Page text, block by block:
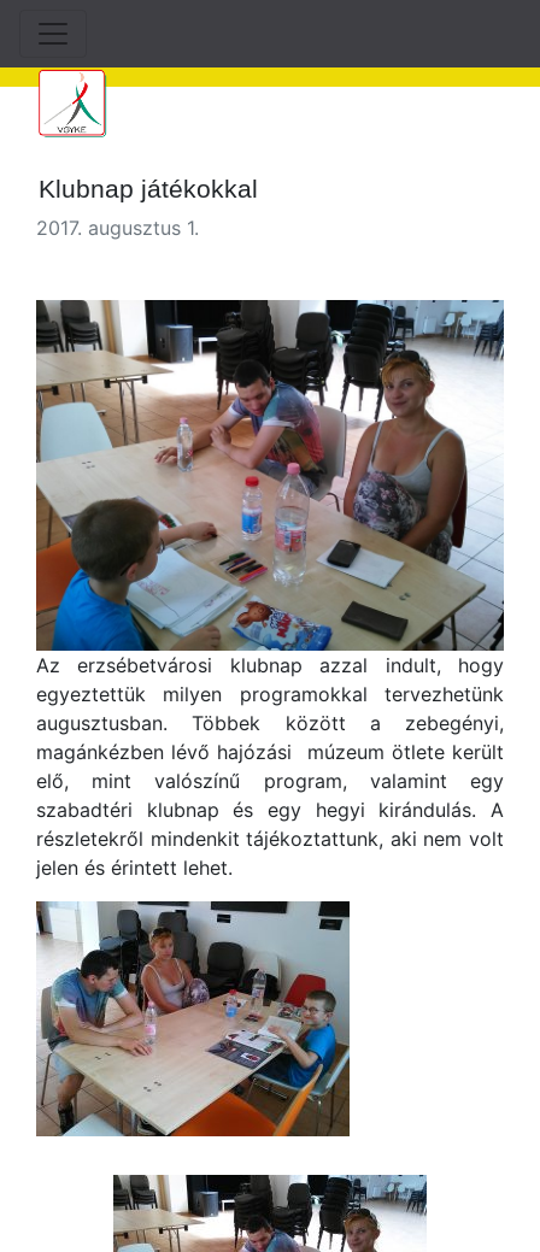
Klubnap játékokkal
2017. augusztus 1.
Az erzsébetvárosi klubnap azzal indult, hogy
egyeztettük milyen programokkal tervezhetünk
augusztusban. Többek között a zebegényi,
magánkézben lévő hajózási múzeum ötlete került
elő, mint valószínű program, valamint egy
szabadtéri klubnap és egy hegyi kirándulás. A
részletekről mindenkit tájékoztattunk, aki nem volt
jelen és érintett lehet.